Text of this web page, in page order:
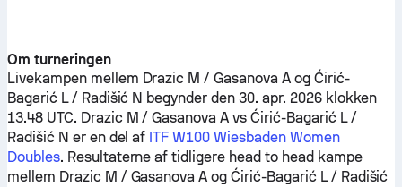
Om turneringen
Livekampen mellem Drazic M / Gasanova Aog Ćirić-
Bagarić L / Radišić N begynder den 30. apr. 2026 klokken
13.48 UTC. Drazic M / Gasanova A vsĆirić-Bagarić L /
Radišić N er en del af ITF W100 Wiesbaden Women
Doubles. Resultaterne af tidligere head to head kampe
mellem Drazic M / Gasanova A ogĆirić-Bagarić L / Radišić